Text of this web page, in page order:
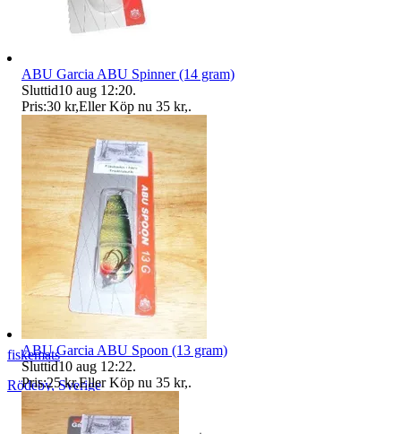
fiskemats
Rödeby,Sverige
ABU Garcia ABU Spinner (14 gram)
Sluttid10 aug 12:20.
Pris:30 kr,Eller Köp nu 35 kr,.
ABU Garcia ABU Spoon (13 gram)
Sluttid10 aug 12:22.
Pris:25 kr,Eller Köp nu 35 kr,.